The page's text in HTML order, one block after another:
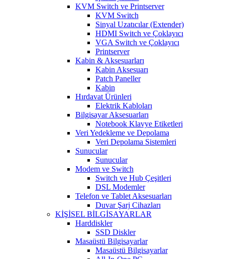
KVM Switch ve Printserver
KVM Switch
Sinyal Uzatıcılar (Extender)
HDMI Switch ve Çoklayıcı
VGA Switch ve Çoklayıcı
Printserver
Kabin & Aksesuarları
Kabin Aksesuarı
Patch Paneller
Kabin
Hırdavat Ürünleri
Elektrik Kabloları
Bilgisayar Aksesuarları
Notebook Klavye Etiketleri
Veri Yedekleme ve Depolama
Veri Depolama Sistemleri
Sunucular
Sunucular
Modem ve Switch
Switch ve Hub Çeşitleri
DSL Modemler
Telefon ve Tablet Aksesuarları
Duvar Şarj Cihazları
KİŞİSEL BİLGİSAYARLAR
Harddiskler
SSD Diskler
Masaüstü Bilgisayarlar
Masaüstü Bilgisayarlar